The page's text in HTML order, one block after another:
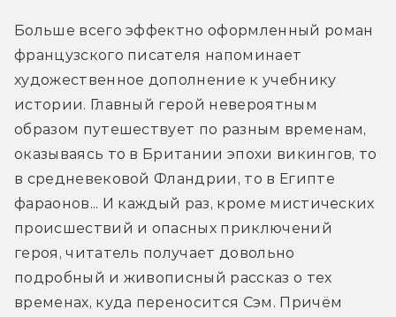
Больше всего эффектно оформленный роман
французского писателя напоминает
художественное дополнение к учебнику
истории. Главный герой невероятным
образом путешествует по разным временам,
оказываясь то в Британии эпохи викингов, то
в средневековой Фландрии, то в Египте
фараонов... И каждый раз, кроме мистических
происшествий и опасных приключений
героя, читатель получает довольно
подробный и живописный рассказ о тех
временах, куда переносится Сэм. Причём